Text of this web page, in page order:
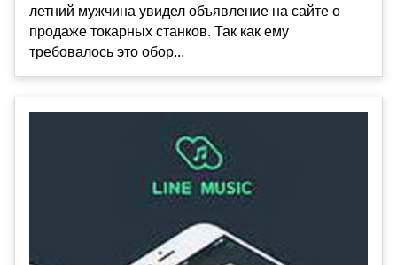
летний мужчина увидел объявление на сайте о
продаже токарных станков. Так как ему
требовалось это обор...